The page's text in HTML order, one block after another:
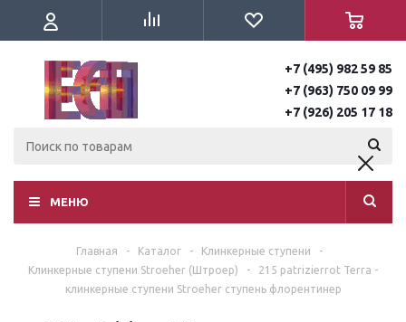
+7 (495) 982 59 85
+7 (963) 750 09 99
+7 (926) 205 17 18
МЕНЮ
Главная - Каталог - Клинкерные ступени
-
Клинкерные ступени Stroeher (Штроер)
-
215 patrizierrot Terra -
клинкерные ступени Stroeher ступень флорентинер